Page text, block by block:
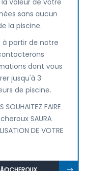
valeur de votre
sans aucun
la piscine.
à partir de notre
dont vous
jusqu'à 3
de piscine.
SOUHAITEZ FAIRE
SAURA
DE VOTRE